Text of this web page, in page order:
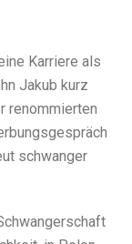
Karriere als
Jakub kurz
renommierten
schwanger